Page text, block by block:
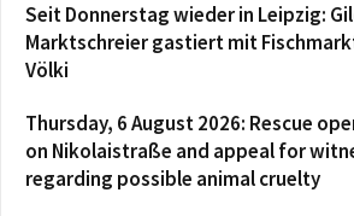
Seit Donnerstag wieder in Leipzig:
Marktschreier gastiert mit
Völki
Thursday, 6 August 2026: Rescue
on Nikolaistraße and appeal for
regarding possible animal cruelty